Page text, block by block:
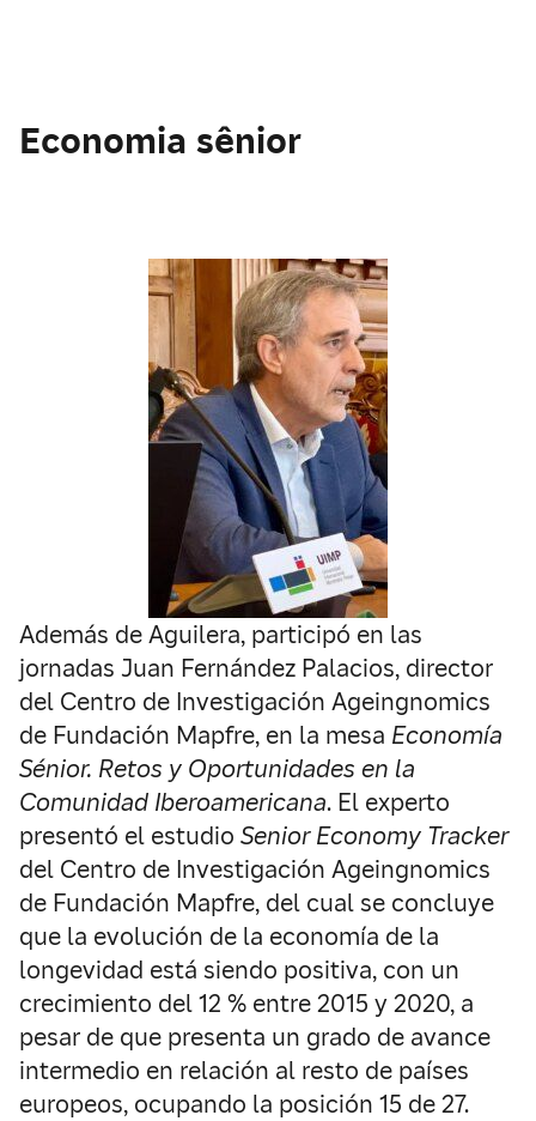
Economia sênior
Además de Aguilera, participó en las
jornadas Juan Fernández Palacios, director
del Centro de Investigación Ageingnomics
de Fundación Mapfre, en la mesa Economía
Sénior. Retos y Oportunidades en la
Comunidad Iberoamericana. El experto
presentó el estudio Senior Economy Tracker
del Centro de Investigación Ageingnomics
de Fundación Mapfre, del cual se concluye
que la evolución de la economía de la
longevidad está siendo positiva, con un
crecimiento del 12 % entre 2015 y 2020, a
pesar de que presenta un grado de avance
intermedio en relación al resto de países
europeos, ocupando la posición 15 de 27.